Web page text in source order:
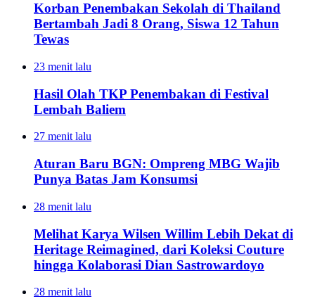
Korban Penembakan Sekolah di Thailand
Bertambah Jadi 8 Orang, Siswa 12 Tahun
Tewas
23 menit lalu
Hasil Olah TKP Penembakan di Festival
Lembah Baliem
27 menit lalu
Aturan Baru BGN: Ompreng MBG Wajib
Punya Batas Jam Konsumsi
28 menit lalu
Melihat Karya Wilsen Willim Lebih Dekat di
Heritage Reimagined, dari Koleksi Couture
hingga Kolaborasi Dian Sastrowardoyo
28 menit lalu